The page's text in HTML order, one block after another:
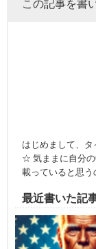
この記事を書
はじめまして、
☆ 気ままに自分の
載っていると思う
最近書いた記